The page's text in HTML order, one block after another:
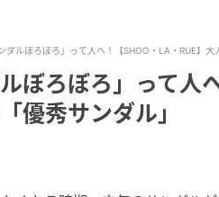
ダルぼろぼろ」って人へ！【SHOO・LA・RUE】大
ぼろぼろ」って人
優秀サンダル」